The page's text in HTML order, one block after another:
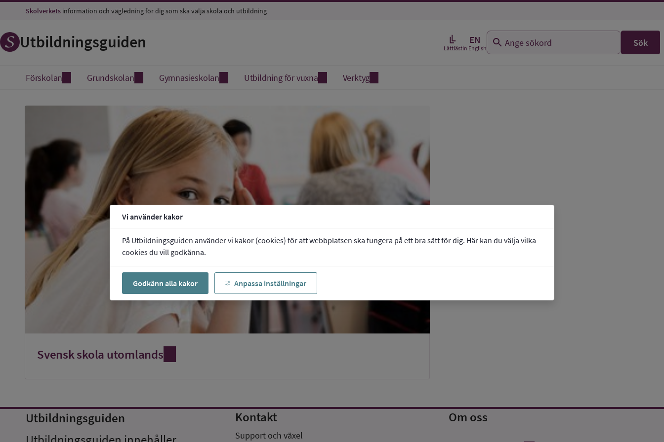
Vi använder kakor
På Utbildningsguiden använder vi kakor (cookies) för att webbplatsen ska fungera på ett bra sätt för dig. Här kan du välja vilka
cookies du vill godkänna.
Godkänn alla kakor Anpassa inställningar
Skolverkets information och vägledning för dig som ska välja skola och utbildning
Utbildningsguiden Lättläst
EN
In English Sök
Förskolan Grundskolan Gymnasieskolan Utbildning för vuxna Verktyg
Svensk skola utomlands
Utbildningsguiden
Kontakt
Support och växel
Om oss